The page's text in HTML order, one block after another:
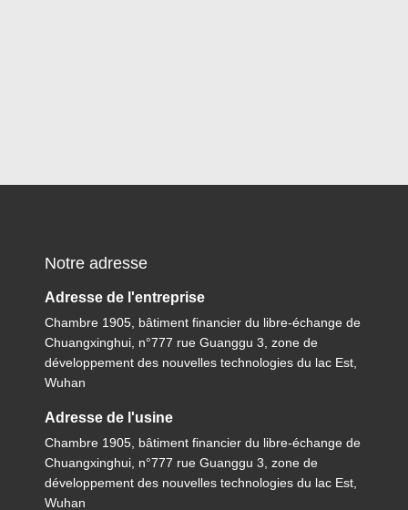
Notre adresse
Adresse de l'entreprise
Chambre 1905, bâtiment financier du libre-échange de
Chuangxinghui, n°777 rue Guanggu 3, zone de
développement des nouvelles technologies du lac Est,
Wuhan
Adresse de l'usine
Chambre 1905, bâtiment financier du libre-échange de
Chuangxinghui, n°777 rue Guanggu 3, zone de
développement des nouvelles technologies du lac Est,
Wuhan